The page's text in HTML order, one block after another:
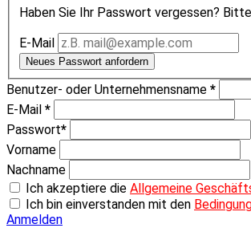
Haben Sie Ihr Passwort vergessen?
E-Mail
Neues Passwort anfordern
Benutzer- oder Unternehmensname *
E-Mail *
Passwort*
Vorname
Nachname
Ich akzeptiere die Allgemeine
Ich bin einverstanden mit den
Anmelden